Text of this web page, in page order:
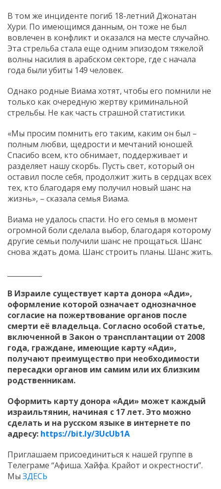
В том же инциденте погиб 18-летний Джонатан
Хури. По имеющимся данным, он тоже не был
вовлечен в конфликт и оказался на месте случайно.
Эта стрельба стала еще одним эпизодом тяжелой
волны насилия в арабском секторе, где с начала
года были убиты 149 человек.
Однако родные Виама хотят, чтобы его помнили не
только как очередную жертву криминальной
стрельбы. Не как часть страшной статистики.
«Мы просим помнить его таким, каким он был –
полным любви, щедрости и мечтаний юношей.
Спасибо всем, кто обнимает, поддерживает и
разделяет нашу скорбь. Пусть свет, который он
оставил после себя, продолжит жить в сердцах всех
тех, кто благодаря ему получил новый шанс на
жизнь», – сказала семья Виама.
Виама не удалось спасти. Но его семья в момент
огромной боли сделала выбор, благодаря которому
другие семьи получили шанс не прощаться. Шанс
снова ждать дома. Шанс строить планы. Шанс жить.
В Израиле существует карта донора «Ади»,
оформление которой означает однозначное
согласие на пожертвование органов после
смерти её владельца. Согласно особой статье,
включенной в Закон о трансплантации от 2008
года, граждане, имеющие карту «Ади»,
получают преимущество при необходимости
пересадки органов им самим или их близким
родственникам.
Оформить карту донора «Ади» может каждый
израильтянин, начиная с 17 лет. Это можно
сделать и на русском языке в интернете по
адресу: https://bit.ly/3UcUb1A
Приглашаем присоединиться к нашей группе в
Телеграме “Афиша. Хайфа. Крайот и окрестности”.
Мы ЗДЕСЬ